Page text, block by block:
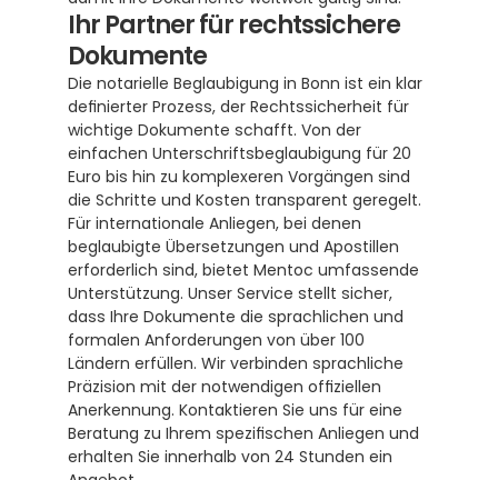
Ihr Partner für rechtssichere
Dokumente
Die notarielle Beglaubigung in Bonn ist ein klar
definierter Prozess, der Rechtssicherheit für
wichtige Dokumente schafft. Von der
einfachen Unterschriftsbeglaubigung für 20
Euro bis hin zu komplexeren Vorgängen sind
die Schritte und Kosten transparent geregelt.
Für internationale Anliegen, bei denen
beglaubigte Übersetzungen und Apostillen
erforderlich sind, bietet Mentoc umfassende
Unterstützung. Unser Service stellt sicher,
dass Ihre Dokumente die sprachlichen und
formalen Anforderungen von über 100
Ländern erfüllen. Wir verbinden sprachliche
Präzision mit der notwendigen offiziellen
Anerkennung. Kontaktieren Sie uns für eine
Beratung zu Ihrem spezifischen Anliegen und
erhalten Sie innerhalb von 24 Stunden ein